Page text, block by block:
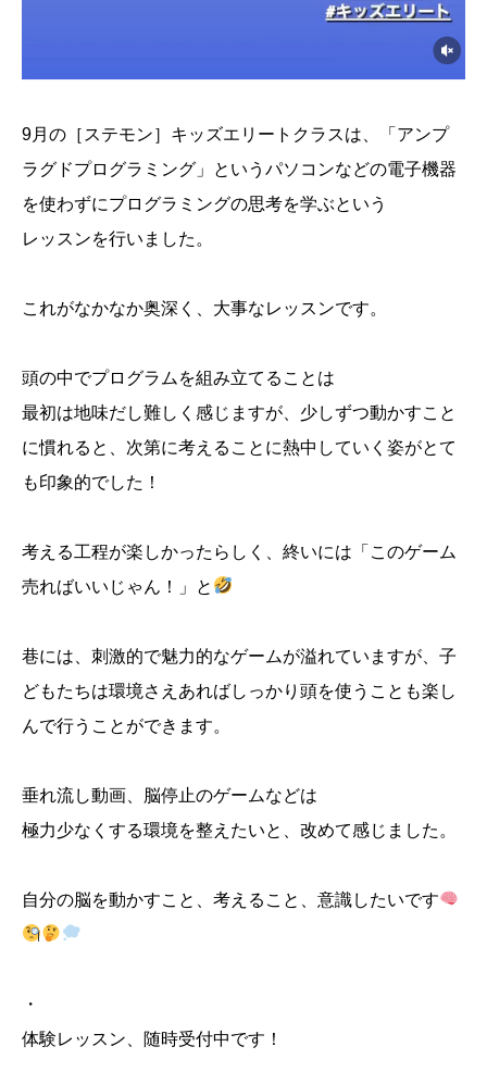
9月の［ステモン］キッズエリートクラスは、「アンプ
ラグドプログラミング」というパソコンなどの電子機器
を使わずにプログラミングの思考を学ぶという
レッスンを行いました。
これがなかなか奥深く、大事なレッスンです。
頭の中でプログラムを組み立てることは
最初は地味だし難しく感じますが、少しずつ動かすこと
に慣れると、次第に考えることに熱中していく姿がとて
も印象的でした！
考える工程が楽しかったらしく、終いには「このゲーム
売ればいいじゃん！」と
巷には、刺激的で魅力的なゲームが溢れていますが、子
どもたちは環境さえあればしっかり頭を使うことも楽し
んで行うことができます。
垂れ流し動画、脳停止のゲームなどは
極力少なくする環境を整えたいと、改めて感じました。
自分の脳を動かすこと、考えること、意識したいです
・
体験レッスン、随時受付中です！